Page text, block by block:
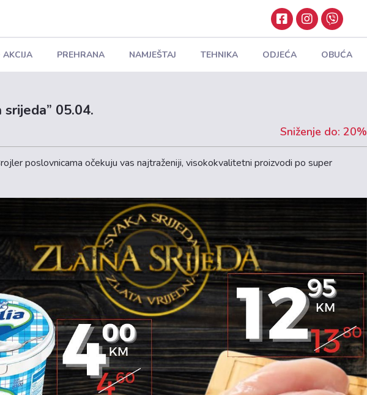
AKCIJA PREHRANA NAMJEŠTAJ TEHNIKA ODJEĆA OBUĆA
05.04.
Sniženje do: 20%
poslovnicama očekuju vas najtraženiji, visokokvalitetni proizvodi po super